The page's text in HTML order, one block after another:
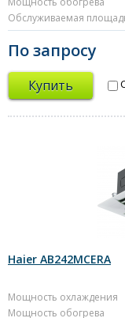
Обслуживаемая
По запросу
Купить
Haier AB242MCERA
Мощность охлаждения
Мощность обогрева